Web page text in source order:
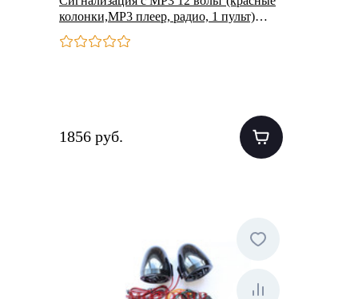
колонки,МР3 плеер, радио, 1 пульт)
(CZMP3004-3)
1856 руб.